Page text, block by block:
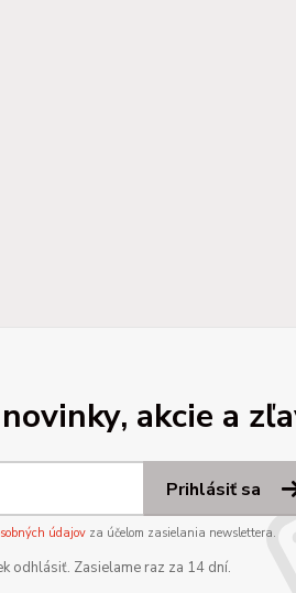
akcie a
Prihlásiť sa
údajovza účelom zasielania newslettera.
odhlásiť. Zasielame raz za 14 dní.